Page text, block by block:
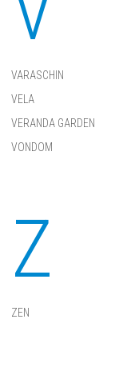
VARASCHIN
VELA
VERANDA GARDEN
VONDOM
Z
ZEN